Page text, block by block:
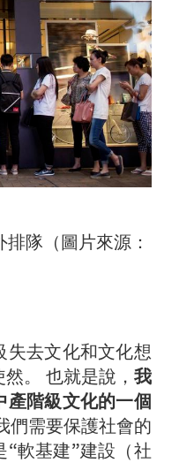
隊（圖片來源：
失去文化和文化想
。 也就是說， 我
產階級文化的一個
們需要保護社會的
“軟基建”建設（社